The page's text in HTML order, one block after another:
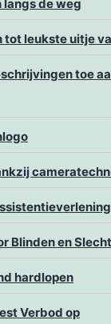
langs de weg
leukste uitje
toe
Blinden en
hardlopen
Verbod op